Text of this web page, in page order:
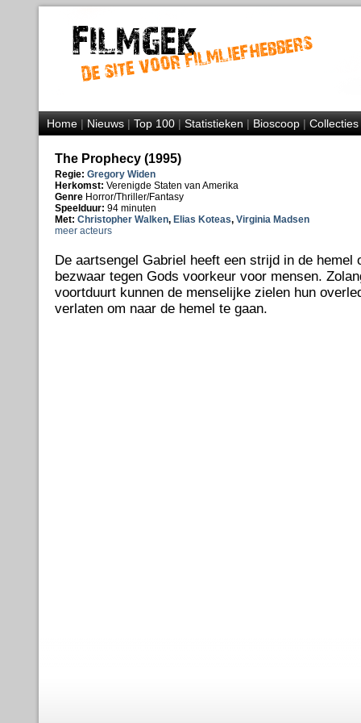
Home|Nieuws|Top 100|Statistieken|Bioscoop|Collecties
The Prophecy (1995)
Regie: Gregory Widen
Herkomst: Verenigde Staten van Amerika
Genre Horror/Thriller/Fantasy
Speelduur: 94 minuten
Met: Christopher Walken, Elias Koteas, Virginia Madsen
meer acteurs
De aartsengel Gabriel heeft een strijd in de hemel
bezwaar tegen Gods voorkeur voor mensen.
voortduurt kunnen de menselijke zielen hun
verlaten om naar de hemel te gaan.